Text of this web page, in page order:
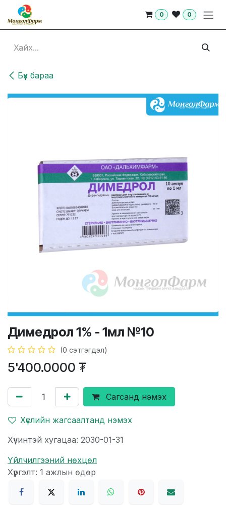
Skip to Content
0 0
Бүх бараа
Димедрол 1% - 1мл №10
(0 сэтгэгдэл)
5'400.0000 ₮
Сагсанд нэмэх
Хүслийн жагсаалтанд нэмэх
Хүчинтэй хугацаа: 2030-01-31
Үйлчилгээний нөхцөл
Хүргэлт: 1 ажлын өдөр